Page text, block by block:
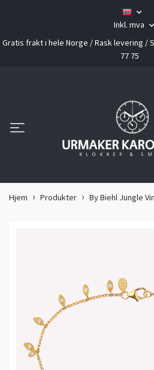
Inkl. mva
Gratis frakt i hele Norge / Rask levering /
77 75
Hjem Produkter By Biehl Jungle